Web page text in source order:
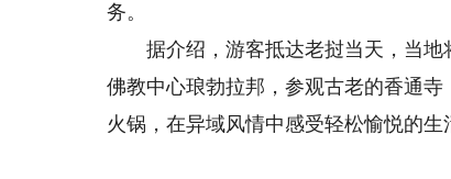
务。
据介绍，游客抵达老挝当天，当地
佛教中心琅勃拉邦，参观古老的香通
火锅，在异域风情中感受轻松愉悦的